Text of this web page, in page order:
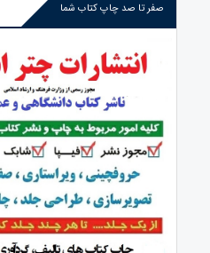
صفر تا صد چاپ کتاب شما